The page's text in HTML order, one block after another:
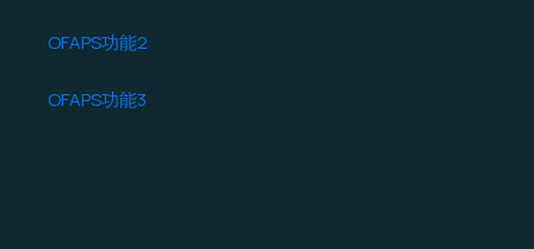
OFAPS功能2
OFAPS功能3